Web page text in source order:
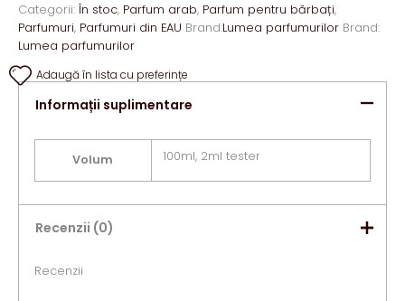
Categorii: În stoc, Parfum arab, Parfum pentru bărbați,
Parfumuri, Parfumuri din EAU Brand:Lumea parfumurilor Brand:
Lumea parfumurilor
Adaugă în lista cu preferințe
Informații suplimentare
Volum 100ml, 2ml tester
Recenzii (0)
Recenzii